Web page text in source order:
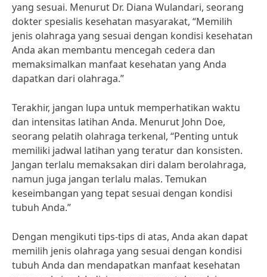
yang sesuai. Menurut Dr. Diana Wulandari, seorang
dokter spesialis kesehatan masyarakat, “Memilih
jenis olahraga yang sesuai dengan kondisi kesehatan
Anda akan membantu mencegah cedera dan
memaksimalkan manfaat kesehatan yang Anda
dapatkan dari olahraga.”
Terakhir, jangan lupa untuk memperhatikan waktu
dan intensitas latihan Anda. Menurut John Doe,
seorang pelatih olahraga terkenal, “Penting untuk
memiliki jadwal latihan yang teratur dan konsisten.
Jangan terlalu memaksakan diri dalam berolahraga,
namun juga jangan terlalu malas. Temukan
keseimbangan yang tepat sesuai dengan kondisi
tubuh Anda.”
Dengan mengikuti tips-tips di atas, Anda akan dapat
memilih jenis olahraga yang sesuai dengan kondisi
tubuh Anda dan mendapatkan manfaat kesehatan